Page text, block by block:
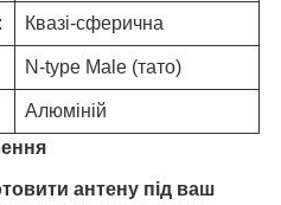
Квазі-сферична
N-type Male (тато)
Алюміній
антену під ваш